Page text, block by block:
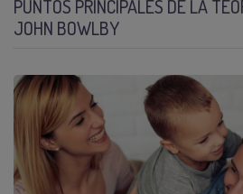
PUNTOS PRINCIPALES DE LA
JOHN BOWLBY